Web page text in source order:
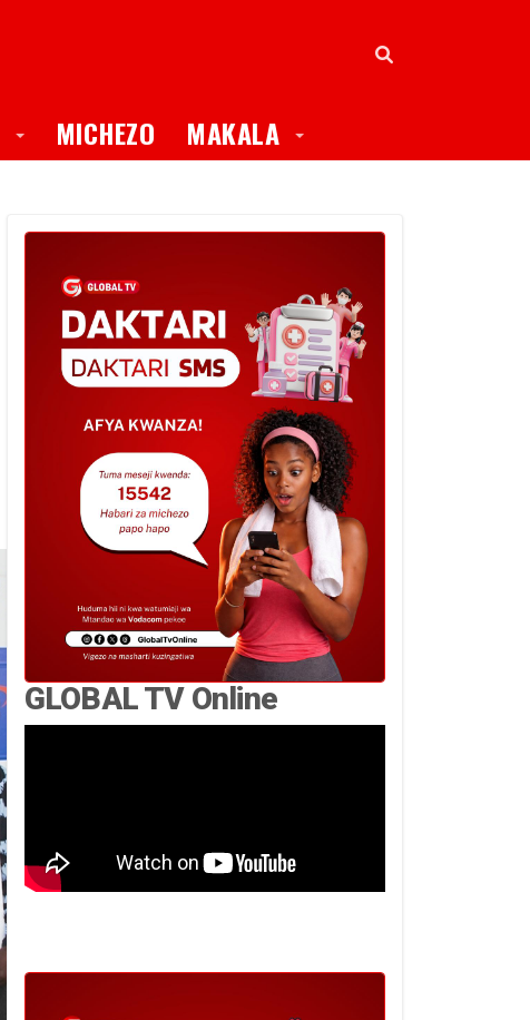
Toggle Dropdown
MICHEZO MAKALA Toggle Dropdown
GLOBAL TV Online